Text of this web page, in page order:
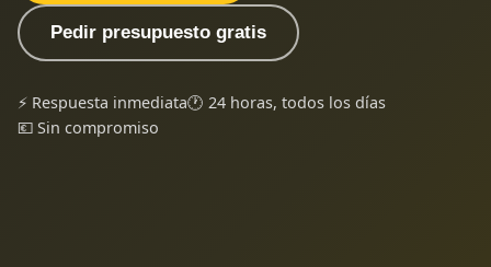
Pedir presupuesto gratis
⚡ Respuesta inmediata🕐 24 horas, todos los días
💶 Sin compromiso